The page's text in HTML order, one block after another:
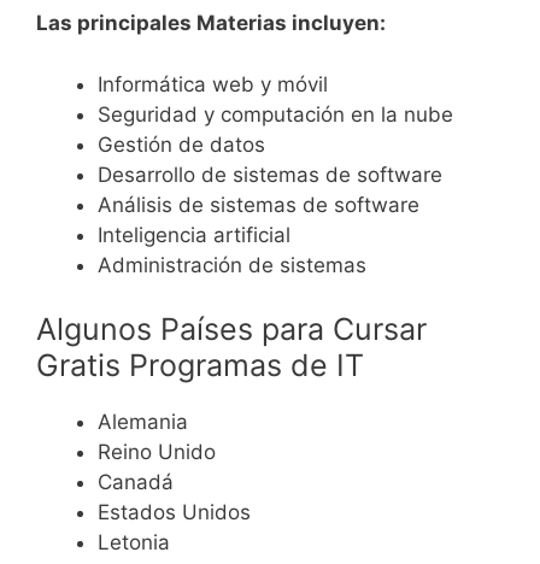
Las principales Materias incluyen:
Informática web y móvil
Seguridad y computación en la nube
Gestión de datos
Desarrollo de sistemas de software
Análisis de sistemas de software
Inteligencia artificial
Administración de sistemas
Algunos Países para Cursar
Gratis Programas de IT
Alemania
Reino Unido
Canadá
Estados Unidos
Letonia